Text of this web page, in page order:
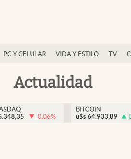
PC Y CELULAR VIDA Y ESTILO TV
Actualidad
-0.06%
BITCOIN
u$s 64.933,89